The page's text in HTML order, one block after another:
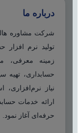
درباره ما
تولید نرم افزار
زمینه معرفی،
حسابداری، تهیه
نیاز
ارائه خدمات
حرفه‌ای آغاز نمود.